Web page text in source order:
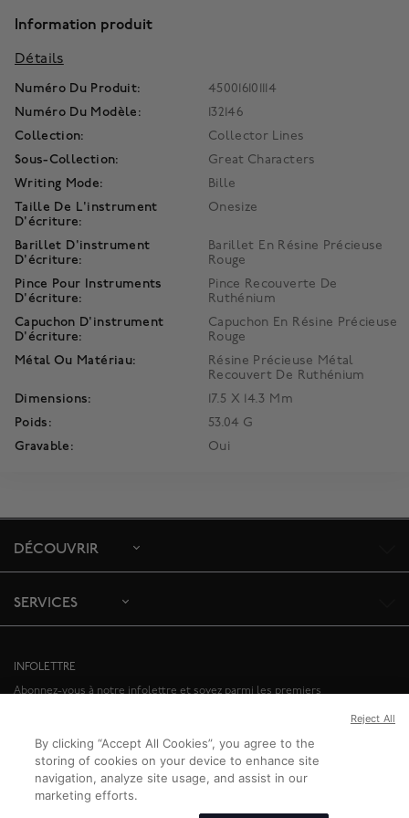
Information produit
Détails
Numéro Du Produit:
450016101114
Numéro Du Modèle:
132146
Collection:
Collector Lines
Sous-Collection:
Great Characters
Writing Mode:
Bille
Taille De L'instrument
D'écriture:
Onesize
Barillet D'instrument
D'écriture:
Barillet En Résine Précieuse
Rouge
Pince Pour Instruments
D'écriture:
Pince Recouverte De
Ruthénium
Capuchon D'instrument
D'écriture:
Capuchon En Résine Précieuse
Rouge
Métal Ou Matériau:
Résine Précieuse Métal
Recouvert De Ruthénium
Dimensions:
17.5 X 14.3 Mm
Poids:
53.04 G
Gravable:
Oui
DÉCOUVRIR
SERVICES
INFOLETTRE
Abonnez-vous à notre infolettre et soyez parmi les premiers
ABONNEZ-VOUS
By clicking “Accept All Cookies”, you agree to the
storing of cookies on your device to enhance site
navigation, analyze site usage, and assist in our
marketing efforts.
Reject All